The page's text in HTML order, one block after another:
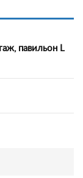
павильон L